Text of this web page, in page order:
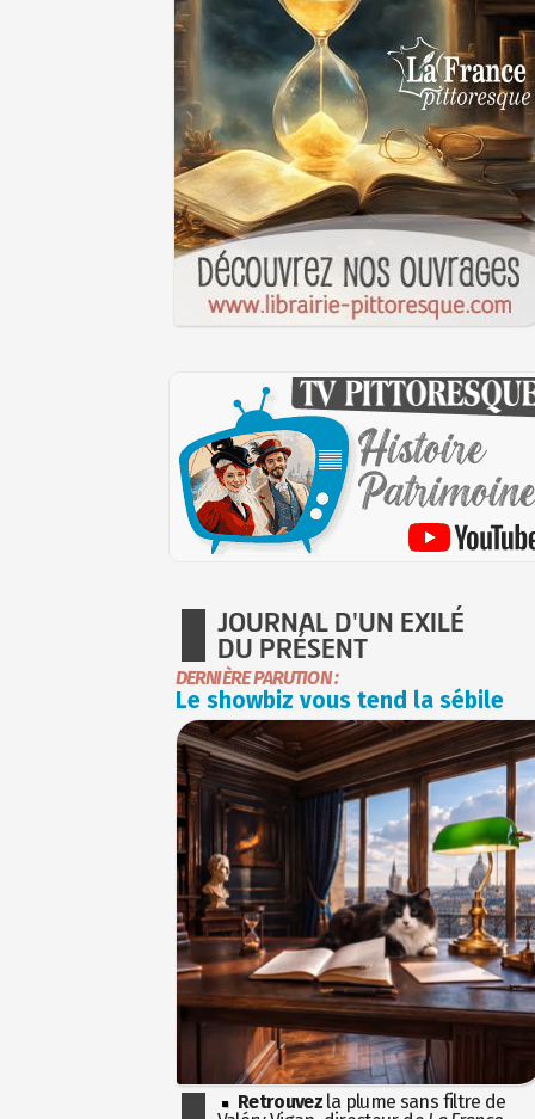
JOURNAL D'UN EXILÉ
DU PRÉSENT
DERNIÈRE PARUTION :
Le showbiz vous tend la sébile
Retrouvez la plume sans filtre de